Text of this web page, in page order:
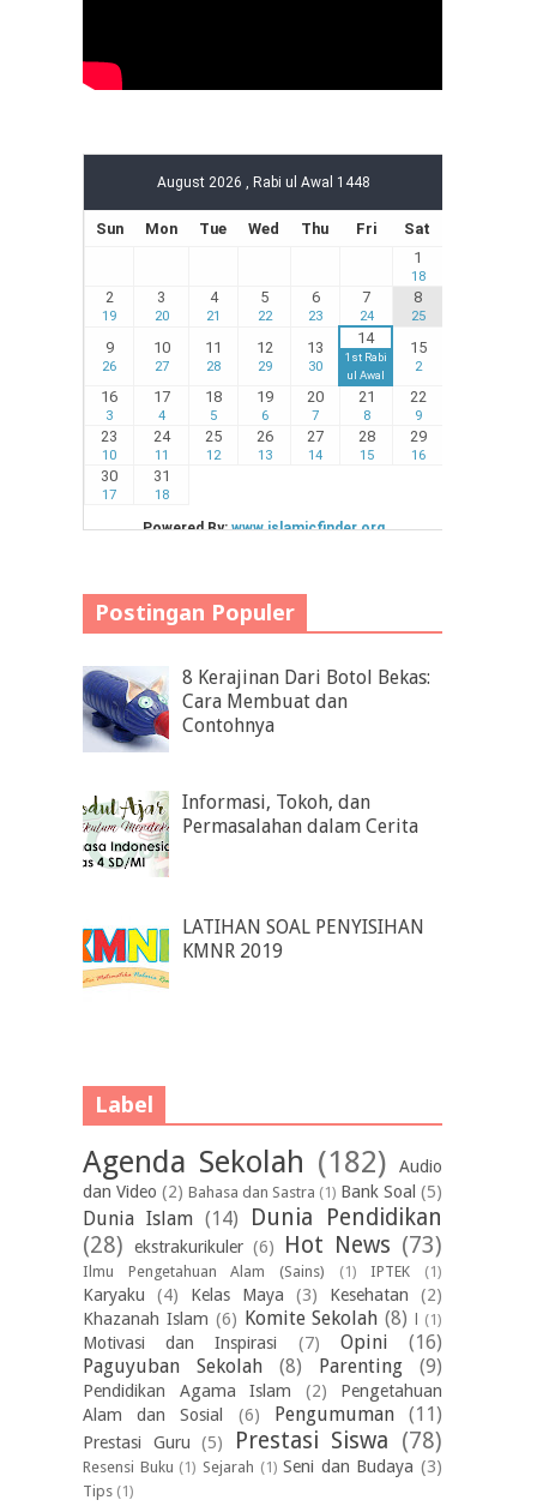
Postingan Populer
8 Kerajinan Dari Botol Bekas:
Cara Membuat dan
Contohnya
Informasi, Tokoh, dan
Permasalahan dalam Cerita
LATIHAN SOAL PENYISIHAN
KMNR 2019
Label
Agenda Sekolah (182)
Audio
dan Video (2) Bahasa dan Sastra (1) Bank Soal (5)
Dunia Islam (14)
Dunia Pendidikan
(28)
ekstrakurikuler (6) Hot News (73)
Ilmu Pengetahuan Alam (Sains) (1) IPTEK (1)
Karyaku (4) Kelas Maya (3) Kesehatan
(2)
Khazanah Islam (6) Komite Sekolah (8) l (1)
Motivasi dan Inspirasi (7) Opini
(16)
Paguyuban Sekolah
(8) Parenting (9)
Pendidikan Agama Islam (2)
Pengetahuan
Alam dan Sosial
(6) Pengumuman (11)
Prestasi Guru (5) Prestasi Siswa (78)
Resensi Buku (1) Sejarah (1) Seni dan Budaya (3)
Tips (1)